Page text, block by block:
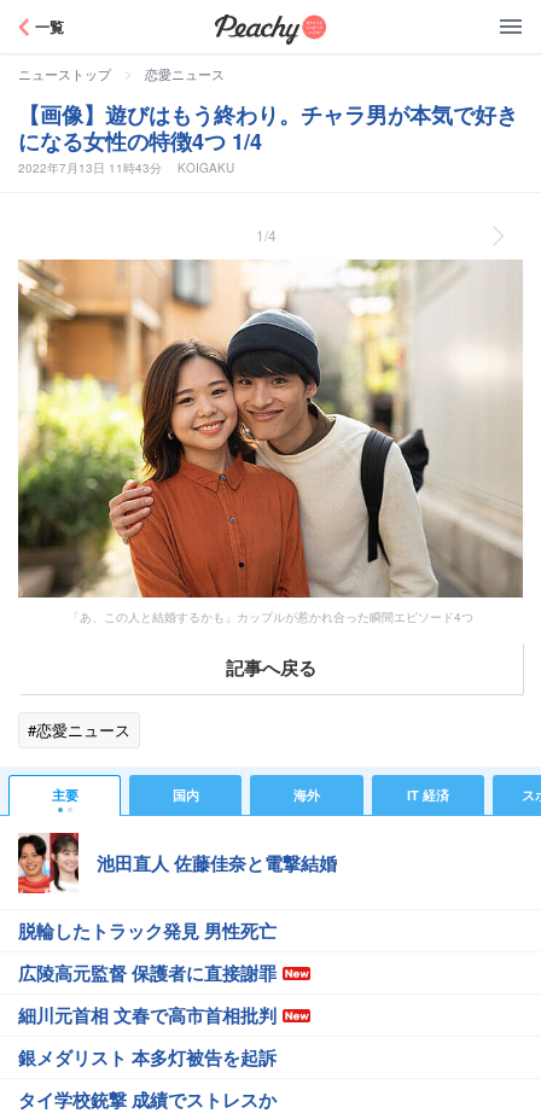
一覧
ニューストップ > 恋愛ニュース
【画像】遊びはもう終わり。チャラ男が本気で好き
になる女性の特徴4つ 1/4
2022年7月13日 11時43分 KOIGAKU
1/4
「あ、この人と結婚するかも」カップルが惹かれ合った瞬間エピソード4つ
記事へ戻る
#恋愛ニュース
主要 国内 海外 IT 経済 ス
池田直人 佐藤佳奈と電撃結婚
脱輪したトラック発見 男性死亡
広陵高元監督 保護者に直接謝罪
細川元首相 文春で高市首相批判
銀メダリスト 本多灯被告を起訴
タイ学校銃撃 成績でストレスか